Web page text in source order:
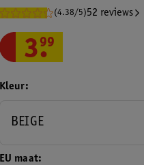
(4.38/5)52 reviews
3.
99
EU maat
Kleur
BEIGE